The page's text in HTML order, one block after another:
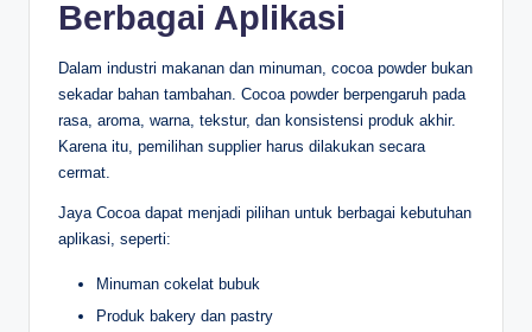
Berbagai Aplikasi
Dalam industri makanan dan minuman, cocoa powder bukan
sekadar bahan tambahan. Cocoa powder berpengaruh pada
rasa, aroma, warna, tekstur, dan konsistensi produk akhir.
Karena itu, pemilihan supplier harus dilakukan secara
cermat.
Jaya Cocoa dapat menjadi pilihan untuk berbagai kebutuhan
aplikasi, seperti:
Minuman cokelat bubuk
Produk bakery dan pastry